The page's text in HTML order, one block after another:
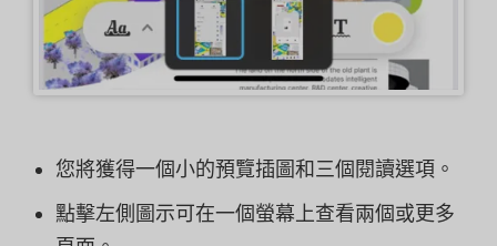
您將獲得一個小的預覽插圖和三個閱讀選項。
點擊左側圖示可在一個螢幕上查看兩個或更多